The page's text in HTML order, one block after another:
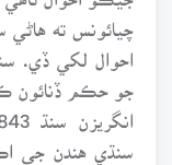
چيائونس ته
احوال لکي ڏي.
جو حڪم ڏنائون ڪتابُ سنه 1901ع ۾
سنڌي هندن جي